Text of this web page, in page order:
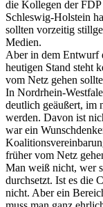
die Kollegen der FDP
Schleswig-Holstein
sollten vorzeitig
Medien.
Aber in dem Entwurf
heutigen Stand steht
vom Netz gehen
In Nordrhein-
deutlich geäußert, im
werden. Davon ist
war ein
früher vom Netz
Man weiß nicht, wer
durchsetzt. Ist es die
nicht. Aber ein